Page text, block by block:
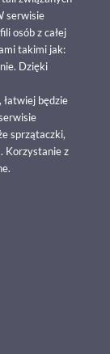
serwisie
osób z całej
takimi jak:
Dzięki
będzie
sprzątaczki,
Korzystanie z